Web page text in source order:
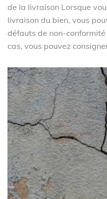
de la livraison Lorsque
livraison du bien, vous
défauts de non-
cas, vous pouvez